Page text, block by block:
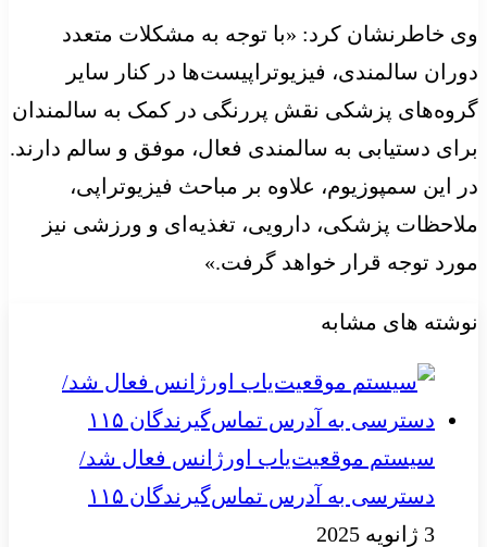
وی خاطرنشان کرد: «با توجه به مشکلات متعدد
دوران سالمندی، فیزیوتراپیست‌ها در کنار سایر
گروه‌های پزشکی نقش پررنگی در کمک به سالمندان
برای دستیابی به سالمندی فعال، موفق و سالم دارند.
در این سمپوزیوم، علاوه بر مباحث فیزیوتراپی،
ملاحظات پزشکی، دارویی، تغذیه‌ای و ورزشی نیز
مورد توجه قرار خواهد گرفت.»
نوشته های مشابه
سیستم موقعیت‌یاب اورژانس فعال شد/
دسترسی به آدرس تماس‌گیرندگان ۱۱۵
3 ژانویه 2025